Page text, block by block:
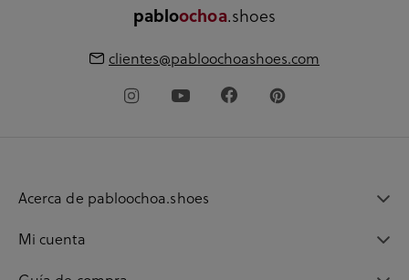
pabloochoa.shoes
clientes@pabloochoashoes.com
Acerca de pabloochoa.shoes
Mi cuenta